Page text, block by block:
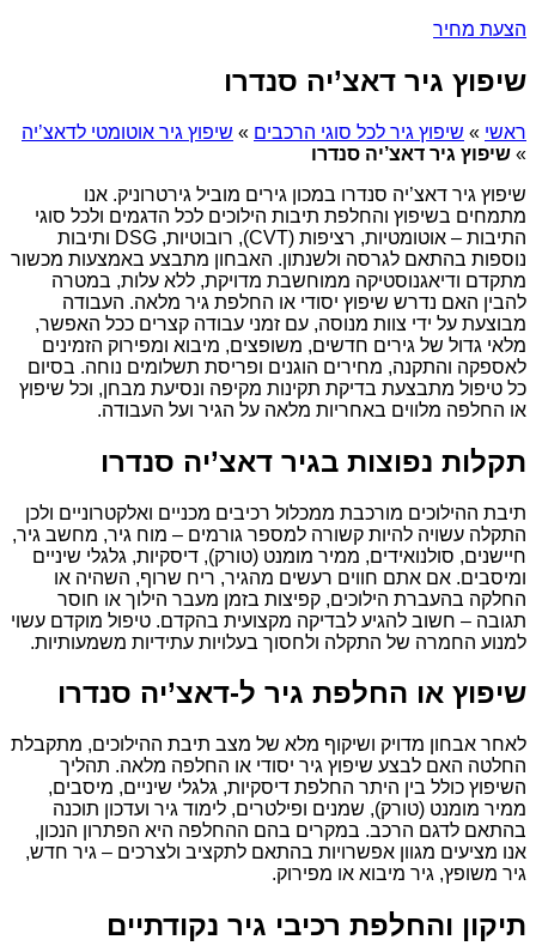
הצעת מחיר
שיפוץ גיר דאצ’יה סנדרו
ראשי » שיפוץ גיר לכל סוגי הרכבים » שיפוץ גיר אוטומטי לדאצ’יה
» שיפוץ גיר דאצ’יה סנדרו
שיפוץ גיר דאצ’יה סנדרו במכון גירים מוביל גירטרוניק. אנו
מתמחים בשיפוץ והחלפת תיבות הילוכים לכל הדגמים ולכל סוגי
התיבות – אוטומטיות, רציפות (CVT), רובוטיות, DSG ותיבות
נוספות בהתאם לגרסה ולשנתון. האבחון מתבצע באמצעות מכשור
מתקדם ודיאגנוסטיקה ממוחשבת מדויקת, ללא עלות, במטרה
להבין האם נדרש שיפוץ יסודי או החלפת גיר מלאה. העבודה
מבוצעת על ידי צוות מנוסה, עם זמני עבודה קצרים ככל האפשר,
מלאי גדול של גירים חדשים, משופצים, מיבוא ומפירוק הזמינים
לאספקה והתקנה, מחירים הוגנים ופריסת תשלומים נוחה. בסיום
כל טיפול מתבצעת בדיקת תקינות מקיפה ונסיעת מבחן, וכל שיפוץ
או החלפה מלווים באחריות מלאה על הגיר ועל העבודה.
תקלות נפוצות בגיר דאצ’יה סנדרו
תיבת ההילוכים מורכבת ממכלול רכיבים מכניים ואלקטרוניים ולכן
התקלה עשויה להיות קשורה למספר גורמים – מוח גיר, מחשב גיר,
חיישנים, סולנואידים, ממיר מומנט (טורק), דיסקיות, גלגלי שיניים
ומיסבים. אם אתם חווים רעשים מהגיר, ריח שרוף, השהיה או
החלקה בהעברת הילוכים, קפיצות בזמן מעבר הילוך או חוסר
תגובה – חשוב להגיע לבדיקה מקצועית בהקדם. טיפול מוקדם עשוי
למנוע החמרה של התקלה ולחסוך בעלויות עתידיות משמעותיות.
שיפוץ או החלפת גיר ל-דאצ’יה סנדרו
לאחר אבחון מדויק ושיקוף מלא של מצב תיבת ההילוכים, מתקבלת
החלטה האם לבצע שיפוץ גיר יסודי או החלפה מלאה. תהליך
השיפוץ כולל בין היתר החלפת דיסקיות, גלגלי שיניים, מיסבים,
ממיר מומנט (טורק), שמנים ופילטרים, לימוד גיר ועדכון תוכנה
בהתאם לדגם הרכב. במקרים בהם ההחלפה היא הפתרון הנכון,
אנו מציעים מגוון אפשרויות בהתאם לתקציב ולצרכים – גיר חדש,
גיר משופץ, גיר מיבוא או מפירוק.
תיקון והחלפת רכיבי גיר נקודתיים